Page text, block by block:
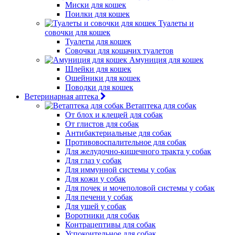
Миски для кошек
Поилки для кошек
Туалеты и
совочки для кошек
Туалеты для кошек
Совочки для кошачих туалетов
Амуниция для кошек
Шлейки для кошек
Ошейники для кошек
Поводки для кошек
Ветеринарная аптека
Ветаптека для собак
От блох и клещей для собак
От глистов для собак
Антибактериальные для собак
Противовоспалительное для собак
Для желудочно-кишечного тракта у собак
Для глаз у собак
Для иммунной системы у собак
Для кожи у собак
Для почек и мочеполовой системы у собак
Для печени у собак
Для ушей у собак
Воротники для собак
Контрацептивы для собак